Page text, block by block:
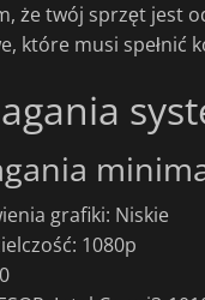
że twój sprzęt jest
które musi spełnić
grafiki: Niskie
1080p